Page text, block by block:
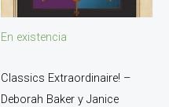
En existencia
Classics Extraordinaire! –
Deborah Baker y Janice